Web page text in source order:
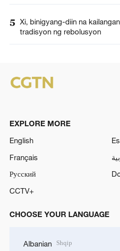
5 Xi, binigyang-diin na
tradisyon ng rebolusyon
EXPLORE MORE
English
Français
Русский
CCTV+
CHOOSE YOUR LANGUAGE
Albanian Shqip